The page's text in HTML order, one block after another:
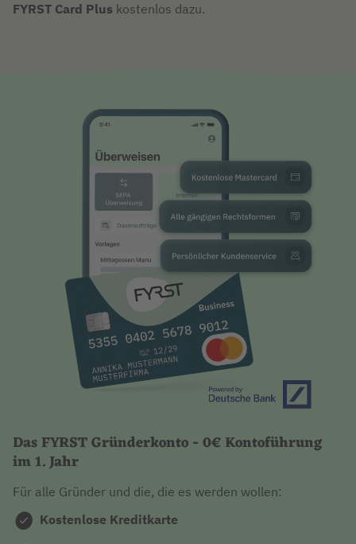
FYRST Card Plus kostenlos dazu.
Das FYRST Gründerkonto - 0€ Kontoführung
im 1. Jahr
Für alle Gründer und die, die es werden wollen:
Kostenlose Kreditkarte